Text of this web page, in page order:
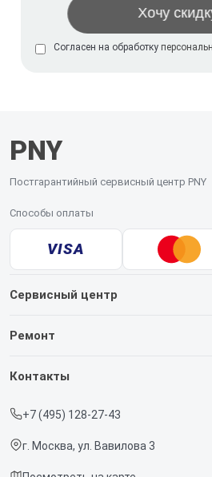
Согласен на обработку
PNY
Постгарантийный сервисный центр PNY
Способы оплаты
VISA
Сервисный центр
О нашем сервисе
Срочный ремонт
Доставка и способы оплаты
Ремонт
Видеокарт
Контакты
+7 (495) 128-27-43
г. Москва, ул. Вавилова 3